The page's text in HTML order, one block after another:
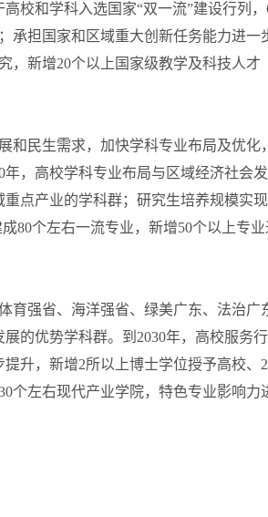
校和学科入选国家“双一流”建设行列
承担国家和区域重大创新任务能力进一
，新增20个以上国家级教学及科技人才
民生需求，加快学科专业布局及优化
，高校学科专业布局与区域经济社会
点产业的学科群；研究生培养规模实
80个左右一流专业，新增50个以上专
强省、海洋强省、绿美广东、法治广
的优势学科群。到2030年，高校服务
升，新增2所以上博士学位授予高校、
个左右现代产业学院，特色专业影响力